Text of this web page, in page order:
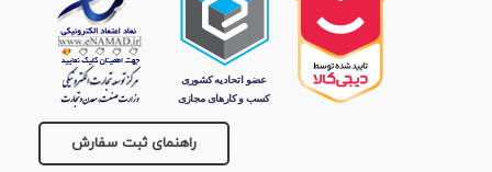
راهنمای ثبت سفارش